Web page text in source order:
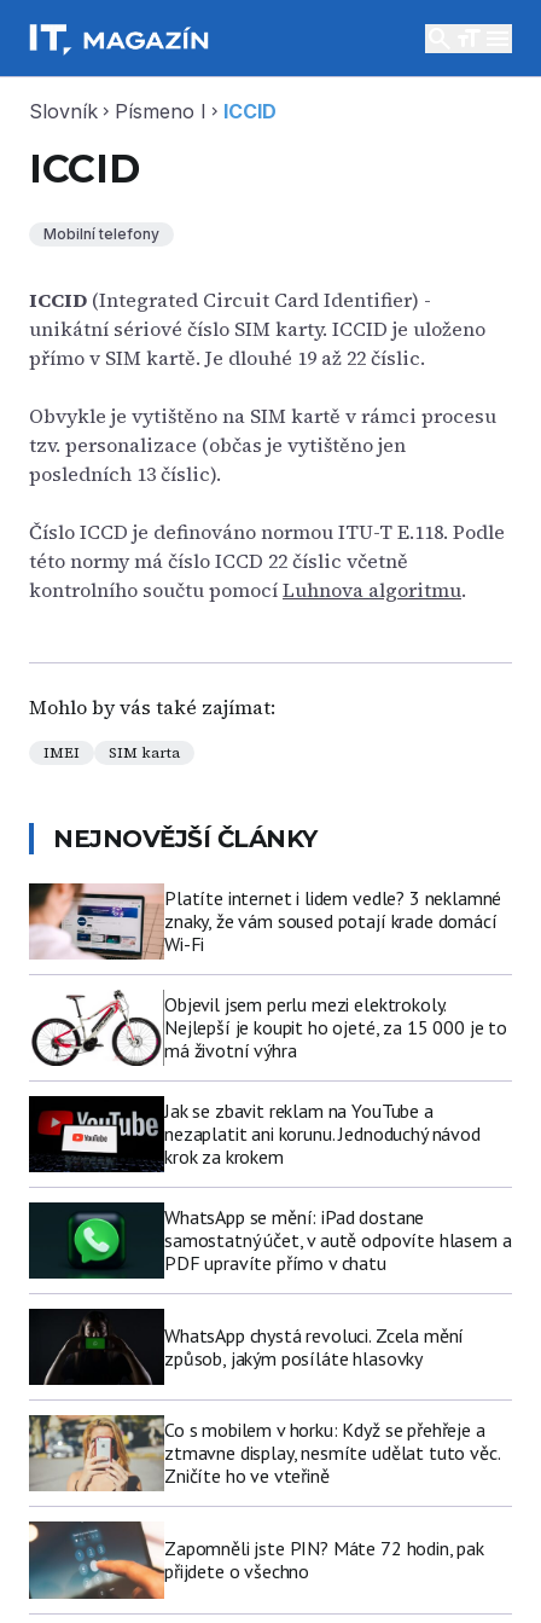
Slovník chevron_right Písmeno I chevron_right ICCID
ICCID
Mobilní telefony
ICCID (Integrated Circuit Card Identifier) -
unikátní sériové číslo SIM karty. ICCID je uloženo
přímo v SIM kartě. Je dlouhé 19 až 22 číslic.
Obvykle je vytištěno na SIM kartě v rámci procesu
tzv. personalizace (občas je vytištěno jen
posledních 13 číslic).
Číslo ICCD je definováno normou ITU-T E.118. Podle
této normy má číslo ICCD 22 číslic včetně
kontrolního součtu pomocíLuhnova algoritmu.
Mohlo by vás také zajímat:
IMEI SIM karta
NEJNOVĚJŠÍ ČLÁNKY
Platíte internet i lidem vedle? 3 neklamné
znaky, že vám soused potají krade domácí
Wi-Fi
Objevil jsem perlu mezi elektrokoly.
Nejlepší je koupit ho ojeté, za 15 000 je to
má životní výhra
Jak se zbavit reklam na YouTube a
nezaplatit ani korunu. Jednoduchý návod
krok za krokem
WhatsApp se mění: iPad dostane
samostatný účet, v autě odpovíte hlasem a
PDF upravíte přímo v chatu
WhatsApp chystá revoluci. Zcela mění
způsob, jakým posíláte hlasovky
Co s mobilem v horku: Když se přehřeje a
ztmavne display, nesmíte udělat tuto věc.
Zničíte ho ve vteřině
Zapomněli jste PIN? Máte 72 hodin, pak
přijdete o všechno